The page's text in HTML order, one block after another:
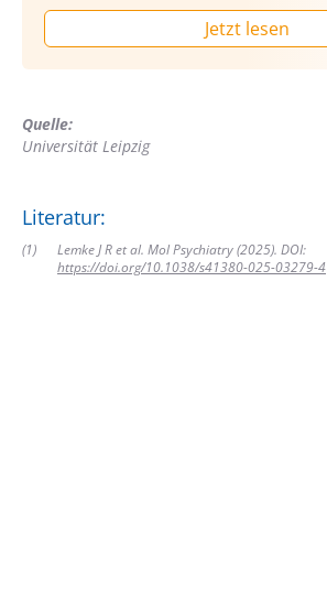
Jetzt lesen
Quelle:
Universität Leipzig
Literatur:
(1)
Lemke J R et al. Mol Psychiatry (2025). DOI:
https://doi.org/10.1038/s41380-025-03279-4